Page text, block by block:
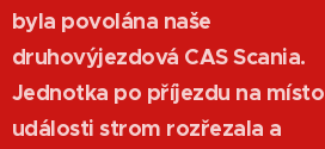
byla povolána naše
druhovýjezdová CAS Scania.
Jednotka po příjezdu na místo
události strom rozřezala a